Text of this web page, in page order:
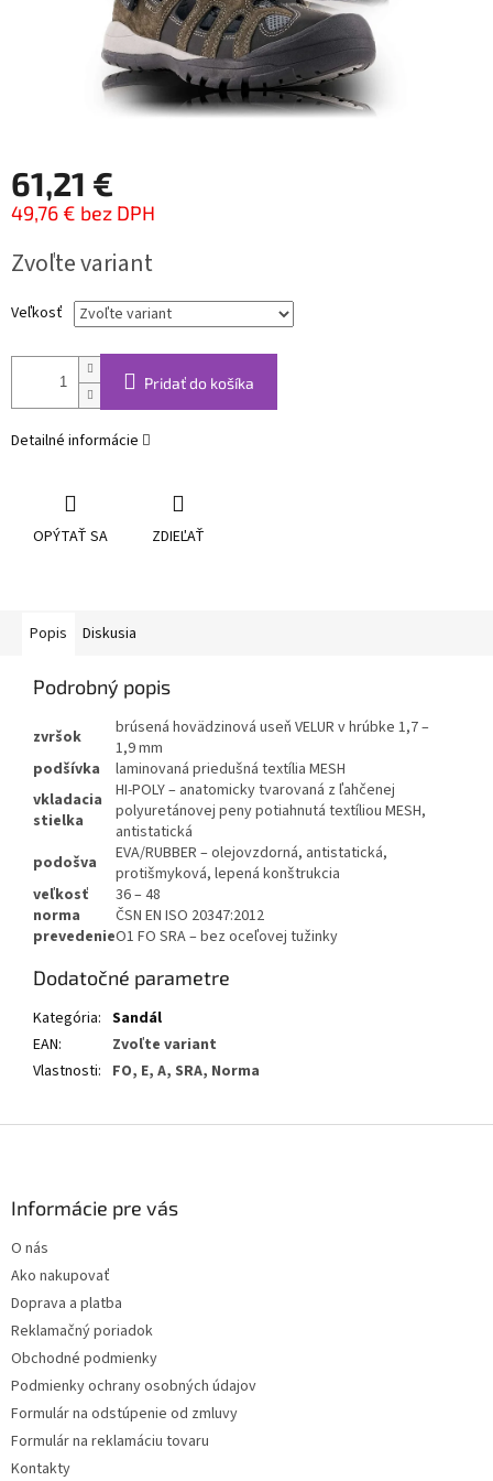
61,21 €
49,76 € bez DPH
cena:
Zvoľte variant
Veľkosť
Pridať do košíka
Detailné informácie
OPÝTAŤ SA ZDIEĽAŤ
Popis Diskusia
Podrobný popis
zvršok
brúsená hovädzinová useň VELUR v hrúbke 1,7 –
1,9 mm
podšívka
laminovaná priedušná textília MESH
vkladacia
stielka
HI-POLY – anatomicky tvarovaná z ľahčenej
polyuretánovej peny potiahnutá textíliou MESH,
antistatická
podošva
EVA/RUBBER – olejovzdorná, antistatická,
protišmyková, lepená konštrukcia
veľkosť
36 – 48
norma
ČSN EN ISO 20347:2012
prevedenieO1 FO SRA – bez oceľovej tužinky
Dodatočné parametre
Kategória: Sandál
EAN:
Zvoľte variant
Vlastnosti: FO, E, A, SRA, Norma
Informácie pre vás
O nás
Ako nakupovať
Doprava a platba
Reklamačný poriadok
Obchodné podmienky
Podmienky ochrany osobných údajov
Formulár na odstúpenie od zmluvy
Formulár na reklamáciu tovaru
Kontakty